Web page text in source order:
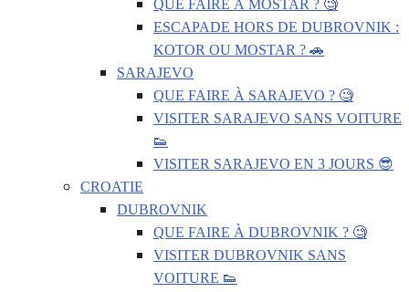
QUE FAIRE À MOSTAR ? 🧐
ESCAPADE HORS DE DUBROVNIK :
KOTOR OU MOSTAR ? 🚗
SARAJEVO
QUE FAIRE À SARAJEVO ? 🧐
VISITER SARAJEVO SANS VOITURE
👟
VISITER SARAJEVO EN 3 JOURS 😎
CROATIE
DUBROVNIK
QUE FAIRE À DUBROVNIK ? 🧐
VISITER DUBROVNIK SANS
VOITURE 👟